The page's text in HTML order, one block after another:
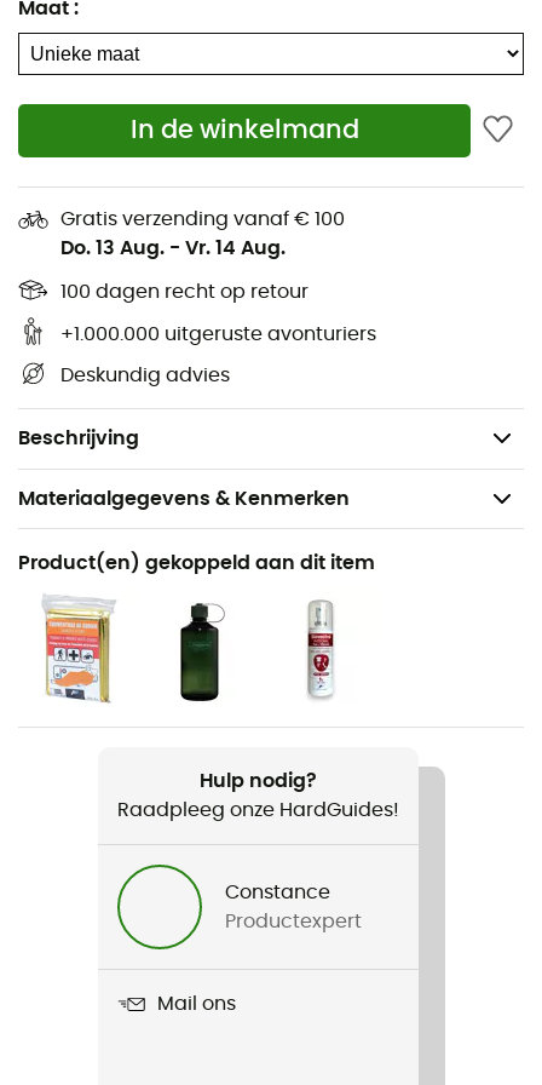
Maat :
In de winkelmand
Gratis verzending vanaf € 100
Do. 13 Aug. - Vr. 14 Aug.
100 dagen recht op retour
+1.000.000 uitgeruste avonturiers
Deskundig advies
Beschrijving
Reflectoren voor betere zichtbaarheid
Hoofdvak met organisatievakken voor
schoolspullen en een tablet
Voorvak met rits voor de lunchbox
Binnenvak om waardevolle spullen veilig te houden
Versterkte bodem met TPU-coating die
spatwaterbestendig is
Maskerhouder op de schouderband
Sleutelhouder
Contact rugsysteem
Gewicht: 1 270 g
Materiaalgegevens & Kenmerken
Aanbevolen voor
Wandelen / Trekking / Dagelijks Leven
Voor
Kinderen
Gewicht
Bluesign / Gerecycleerd / Grüner Knopf / PFC-Free
Product(en) gekoppeld aan dit item
Hulp nodig?
Raadpleeg onze HardGuides!
Constance
Productexpert
Mail ons